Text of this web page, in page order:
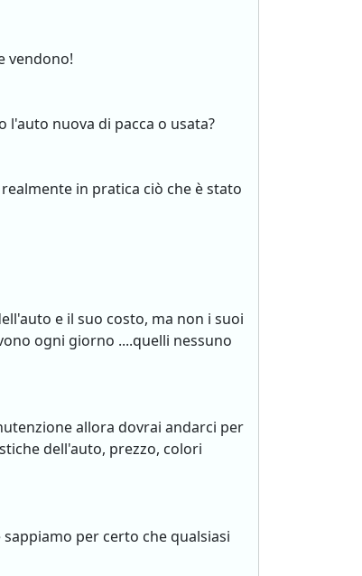
vendono!
nuova di pacca o usata?
in pratica ciò che è stato
e il suo costo, ma non i suoi
ogni giorno ....quelli nessuno
allora dovrai andarci per
dell'auto, prezzo, colori
per certo che qualsiasi